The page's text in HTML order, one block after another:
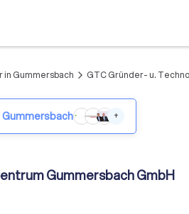
Gummersbach arrow_forward_ios GTC Gründer- u.
+
Gummersbach GmbH